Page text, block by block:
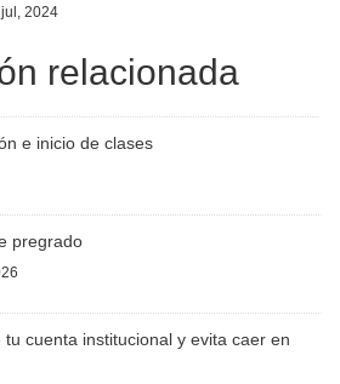
2024
relacionada
e inicio de clases
pregrado
cuenta institucional y evita caer en